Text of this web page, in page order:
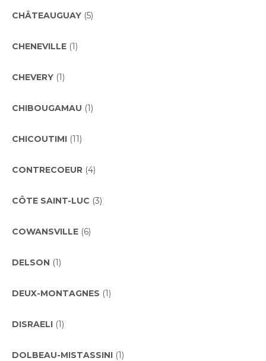
CHÂTEAUGUAY (5)
CHENEVILLE (1)
CHEVERY (1)
CHIBOUGAMAU (1)
CHICOUTIMI (11)
CONTRECOEUR (4)
CÔTE SAINT-LUC (3)
COWANSVILLE (6)
DELSON (1)
DEUX-MONTAGNES (1)
DISRAELI (1)
DOLBEAU-MISTASSINI (1)